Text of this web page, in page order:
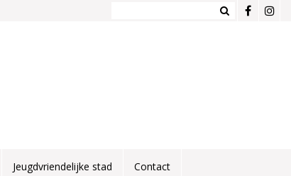
Jeugdvriendelijke stad Contact